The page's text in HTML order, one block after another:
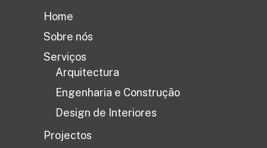
Home
Sobre nós
Serviços
Arquitectura
Engenharia e Construção
Design de Interiores
Projectos